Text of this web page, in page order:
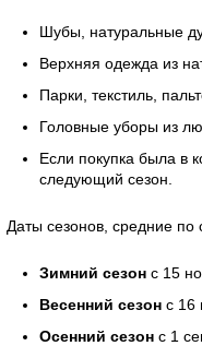
Шубы, натуральные
Верхняя одежда из
Парки, текстиль,
Головные уборы из
Если покупка была в
следующий сезон.
Даты сезонов, средние по
Зимний сезон с 15
Весенний сезон с 16
Осенний сезон с 1